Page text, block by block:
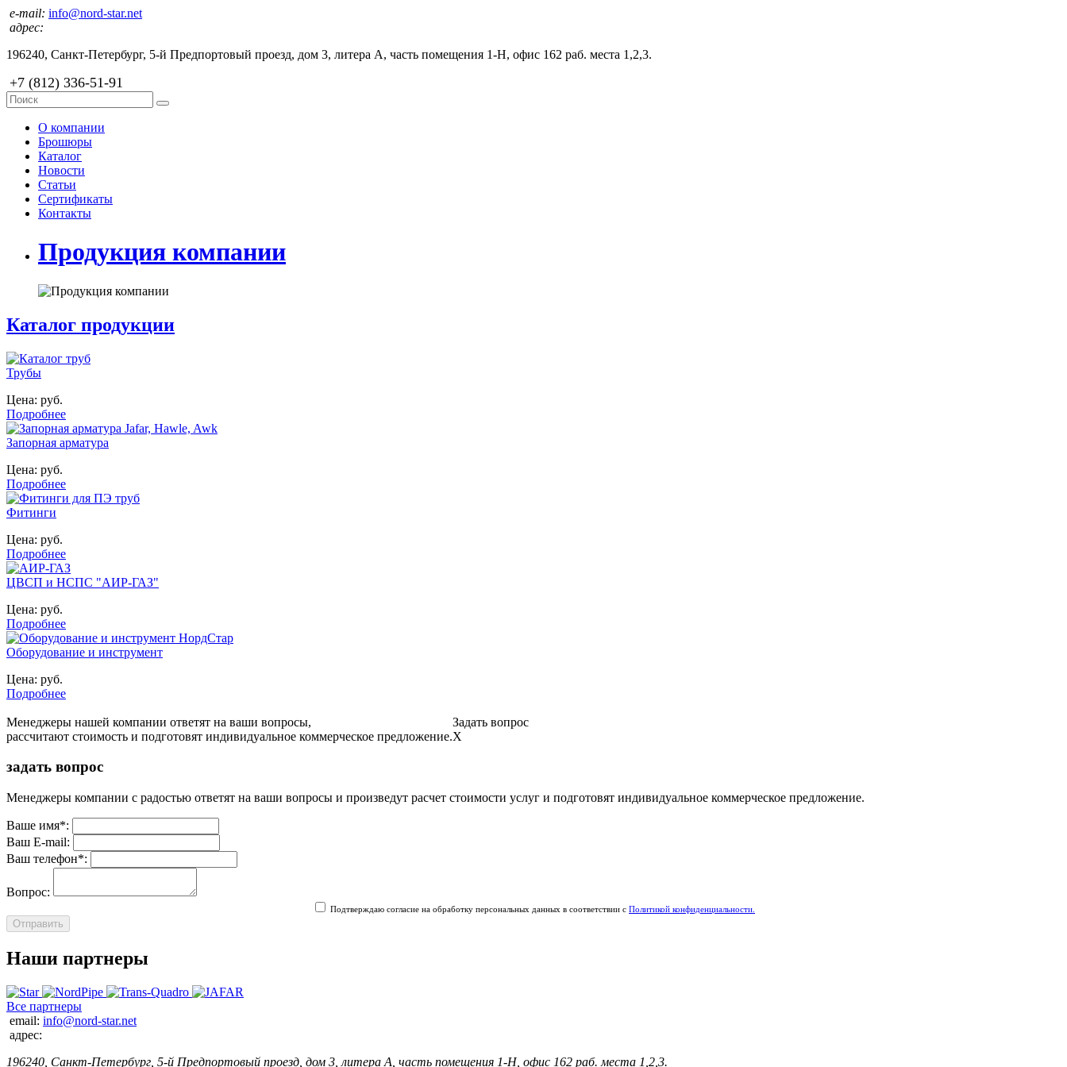
e-mail: info@nord-star.net
адрес:
196240, Санкт-Петербург, 5-й Предпортовый проезд, дом 3, литера А, часть помещения 1-Н, офис 162 раб. места 1,2,3.
+7 (812) 336-51-91
О компании
Брошюры
Каталог
Новости
Статьи
Сертификаты
Контакты
Продукция компании
Каталог продукции
Трубы
Цена: руб.
Подробнее
Запорная арматура
Цена: руб.
Подробнее
Фитинги
Цена: руб.
Подробнее
ЦВСП и НСПС "АИР-ГАЗ"
Цена: руб.
Подробнее
Оборудование и инструмент
Цена: руб.
Подробнее
Менеджеры нашей компании ответят на ваши вопросы,
рассчитают стоимость и подготовят индивидуальное коммерческое предложение.
Задать вопрос
X
задать вопрос
Менеджеры компании с радостью ответят на ваши вопросы и произведут расчет стоимости услуг и подготовят индивидуальное коммерческое предложение.
Ваше имя*:
Ваш E-mail:
Ваш телефон*:
Вопрос:
Подтверждаю согласие на обработку персональных данных в соответствии с Политикой конфиденциальности.
Отправить
Наши партнеры
Все партнеры
email: info@nord-star.net
адрес:
196240, Санкт-Петербург, 5-й Предпортовый проезд, дом 3, литера А, часть помещения 1-Н, офис 162 раб. места 1,2,3.